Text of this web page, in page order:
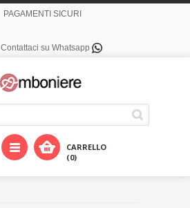
PAGAMENTI SICURI
Contattaci su Whatsapp
CARRELLO
(0)